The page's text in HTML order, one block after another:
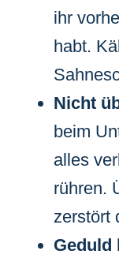
ihr
habt.
Nicht
beim
alles
rühren.
zerstört
Geduld